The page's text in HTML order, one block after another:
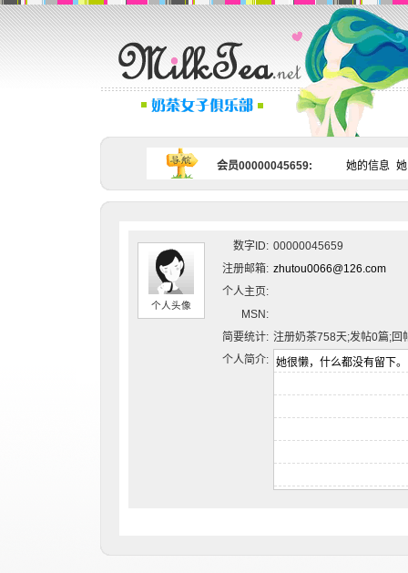
会员00000045659: 她的信息
个人头像
数字ID: 00000045659
注册邮箱: zhutou0066@126.com
个人主页:
MSN:
简要统计: 注册奶茶758天;发帖0篇;回
个人简介: